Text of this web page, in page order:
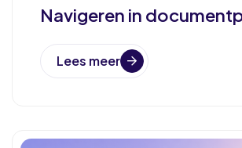
Navigeren in
Lees meer